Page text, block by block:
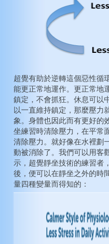
超覺有助於逆轉這個惡性循
能更正常地運作。更正常地
鎮定，不會抓狂。休息可以
以一直維持鎮定，那麼壓力
象。身體也因此而有更好的
坐練習時清除壓力，在平常
清除壓力。就好像在水裡劃
動被消除了。我們可以用客
示，超覺靜坐技術的練習者
後，便可以在靜坐之外的時
量四種變量而得知的：